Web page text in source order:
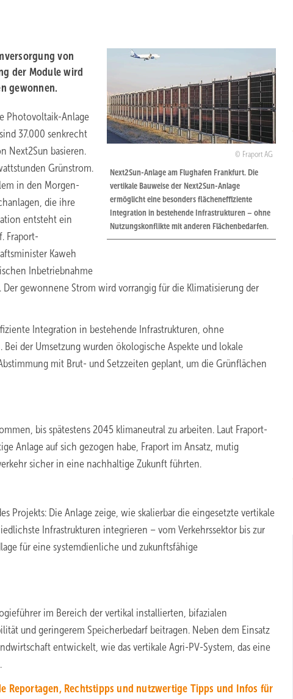
Fraport AG
Next2Sun-Anlage am Flughafen Frankfurt. Die
vertikale Bauweise der Next2Sun-Anlage
ermöglicht eine besonders flächeneffiziente
Integration in bestehende Infrastrukturen – ohne
Nutzungskonflikte mit anderen Flächenbedarfen.
von
der Module wird
gewonnen.
Photovoltaik-Anlage
37.000 senkrecht
Next2Sun basieren.
Grünstrom.
in den Morgen-
die ihre
entsteht ein
Fraport-
Kaweh
Inbetriebnahme
gewonnene Strom wird vorrangig für die Klimatisierung der
Integration in bestehende Infrastrukturen, ohne
der Umsetzung wurden ökologische Aspekte und lokale
mit Brut- und Setzzeiten geplant, um die Grünflächen
bis spätestens 2045 klimaneutral zu arbeiten. Laut Fraport-
Anlage auf sich gezogen habe, Fraport im Ansatz, mutig
sicher in eine nachhaltige Zukunft führten.
Projekts: Die Anlage zeige, wie skalierbar die eingesetzte vertikale
Infrastrukturen integrieren – vom Verkehrssektor bis zur
für eine systemdienliche und zukunftsfähige
im Bereich der vertikal installierten, bifazialen
und geringerem Speicherbedarf beitragen. Neben dem Einsatz
entwickelt, wie das vertikale Agri-PV-System, das eine
Reportagen, Rechtstipps und nutzwertige Tipps und Infos für